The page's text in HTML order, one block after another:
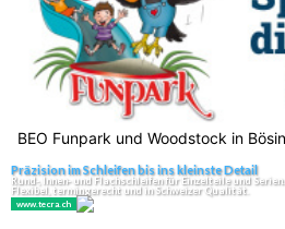
BEO Funpark und Woodstock in
nahe Bern